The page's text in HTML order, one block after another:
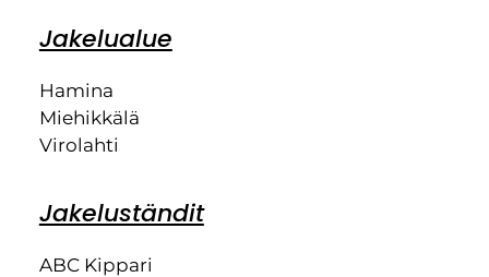
Jakelualue
Hamina
Miehikkälä
Virolahti
Jakeluständit
ABC Kippari